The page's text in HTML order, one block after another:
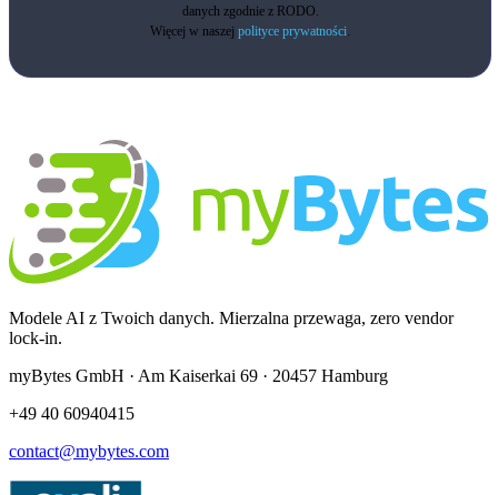
danych zgodnie z RODO.
Więcej w naszej polityce prywatności.
Modele AI z Twoich danych. Mierzalna przewaga, zero vendor
lock-in.
myBytes GmbH · Am Kaiserkai 69 · 20457 Hamburg
+49 40 60940415
contact@mybytes.com